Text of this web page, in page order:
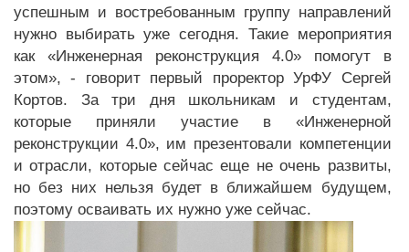
успешным и востребованным группу направлений
нужно выбирать уже сегодня. Такие мероприятия
как «Инженерная реконструкция 4.0» помогут в
этом», - говорит первый проректор УрФУ Сергей
Кортов. За три дня школьникам и студентам,
которые приняли участие в «Инженерной
реконструкции 4.0», им презентовали компетенции
и отрасли, которые сейчас еще не очень развиты,
но без них нельзя будет в ближайшем будущем,
поэтому осваивать их нужно уже сейчас.